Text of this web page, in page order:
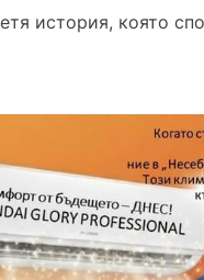
история, която